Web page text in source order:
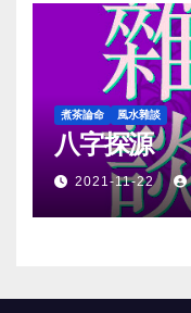
煮茶論命 風水雜談
八字探源
2021-11-22